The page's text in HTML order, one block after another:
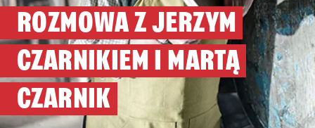
ROZMOWA Z JERZYM
CZARNIKIEM I MARTĄ
CZARNIK